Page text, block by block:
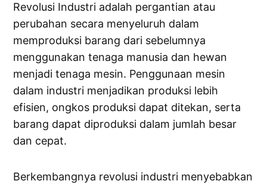
Revolusi Industri adalah pergantian atau
perubahan secara menyeluruh dalam
memproduksi barang dari sebelumnya
menggunakan tenaga manusia dan hewan
menjadi tenaga mesin. Penggunaan mesin
dalam industri menjadikan produksi lebih
efisien, ongkos produksi dapat ditekan, serta
barang dapat diproduksi dalam jumlah besar
dan cepat.
Berkembangnya revolusi industri menyebabkan